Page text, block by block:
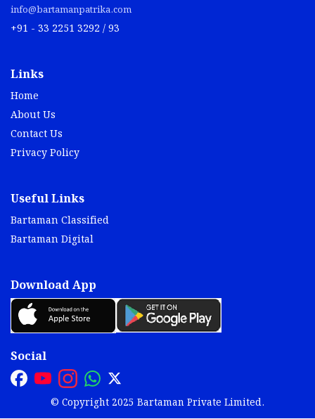
info@bartamanpatrika.com
+91 - 33 2251 3292 / 93
Links
Home
About Us
Contact Us
Privacy Policy
Useful Links
Bartaman Classified
Bartaman Digital
Download App
Social
© Copyright 2025 Bartaman Private Limited.